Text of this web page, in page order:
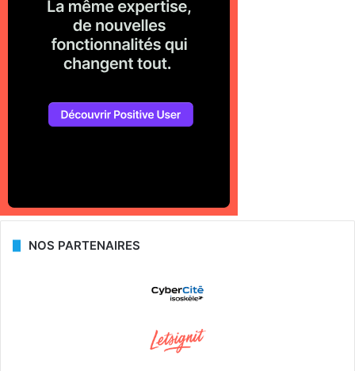
NOS PARTENAIRES